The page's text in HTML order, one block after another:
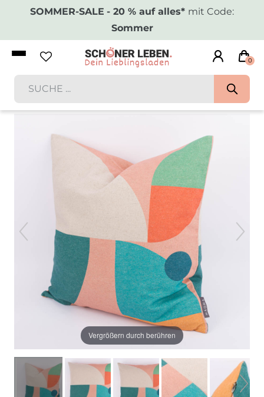
SOMMER-SALE - 20 % auf alles* mit Code:
Sommer
0
Vergrößern durch berühren